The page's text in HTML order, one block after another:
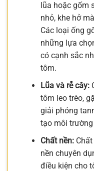
lũa hoặc gốm
nhỏ, khe hở
Các loại ống
những lựa
có cạnh sắc
tôm.
Lũa và rễ cây:
tôm leo trèo,
giải phóng
tạo môi
Chất nền:Chất
nền chuyên
điều kiện cho